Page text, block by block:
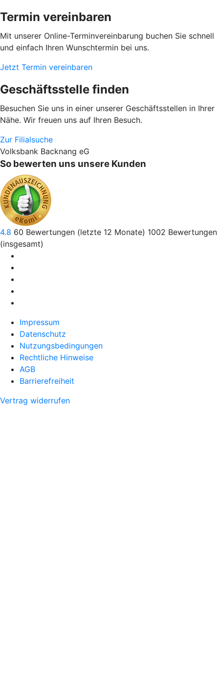
Termin vereinbaren
Mit unserer Online-Terminvereinbarung buchen Sie schnell
und einfach Ihren Wunschtermin bei uns.
Jetzt Termin vereinbaren
Geschäftsstelle finden
Besuchen Sie uns in einer unserer Geschäftsstellen in Ihrer
Nähe. Wir freuen uns auf Ihren Besuch.
Zur Filialsuche
Volksbank Backnang eG
So bewerten uns unsere Kunden
4.8 60 Bewertungen (letzte 12 Monate) 1002 Bewertungen
(insgesamt)
Impressum
Datenschutz
Nutzungsbedingungen
Rechtliche Hinweise
AGB
Barrierefreiheit
Vertrag widerrufen